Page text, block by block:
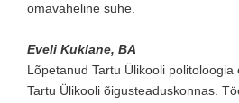
omavaheline suhe.
Eveli Kuklane, BA
Lõpetanud Tartu Ülikooli
Tartu Ülikooli õigusteaduskonnas.